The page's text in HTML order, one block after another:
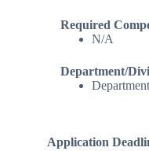
Required
N/A
Department/
Application